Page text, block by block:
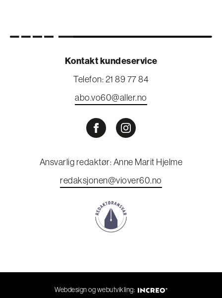
Kontakt kundeservice
Telefon: 21 89 77 84
abo.vo60@aller.no
Ansvarlig redaktør: Anne Marit Hjelme
redaksjonen@viover60.no
Webdesign og webutvikling: